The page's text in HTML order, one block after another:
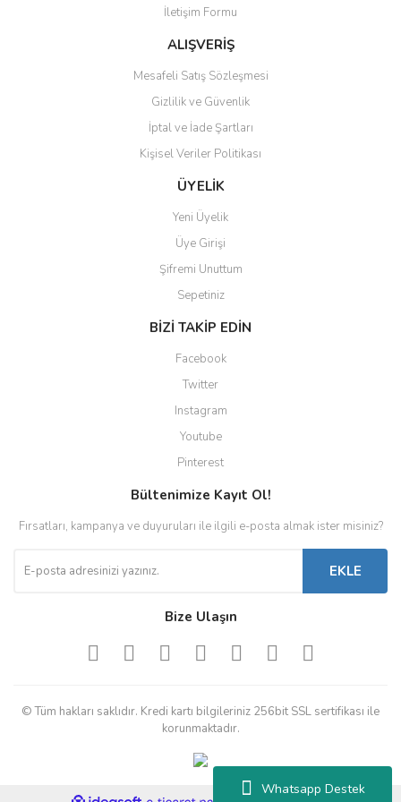
Whatsapp Destek
Ürün fiyatı diğer sitelerden daha pahalı.
Bu ürüne benzer farklı alternatifler olmalı.
Gönder
İletişim Formu
ALIŞVERİŞ
Mesafeli Satış Sözleşmesi
Gizlilik ve Güvenlik
İptal ve İade Şartları
Kişisel Veriler Politikası
ÜYELİK
Yeni Üyelik
Üye Girişi
Şifremi Unuttum
Sepetiniz
BİZİ TAKİP EDİN
Facebook
Twitter
Instagram
Youtube
Pinterest
Bültenimize Kayıt Ol!
Fırsatları, kampanya ve duyuruları ile ilgili e-posta almak ister misiniz?
EKLE
Bize Ulaşın
© Tüm hakları saklıdır. Kredi kartı bilgileriniz 256bit SSL sertifikası ile
korunmaktadır.